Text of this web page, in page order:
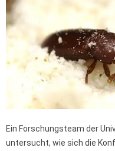
Ein Forschungsteam der
untersucht, wie sich die